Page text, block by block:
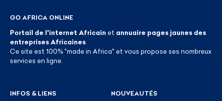
GO AFRICA ONLINE
Portail de l'internet Africain et annuaire pages jaunes des
entreprises Africaines
Ce site est 100% "made in Africa" et vous propose ses nombreux
services en ligne.
INFOS & LIENS NOUVEAUTÉS